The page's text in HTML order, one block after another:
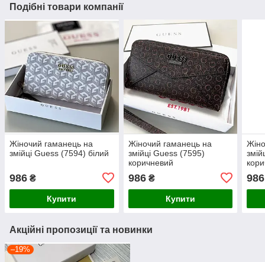
Подібні товари компанії
Жіночий гаманець на
змійці Guess (7594) білий
986 ₴
Купити
Жіночий гаманець на
змійці Guess (7595)
коричневий
986₴
Купити
986
Акційні пропозиції та новинки
–19%